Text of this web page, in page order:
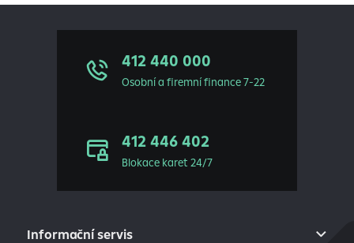
412 440 000
Osobní a firemní finance 7-22
412 446 402
Blokace karet 24/7
Informační servis